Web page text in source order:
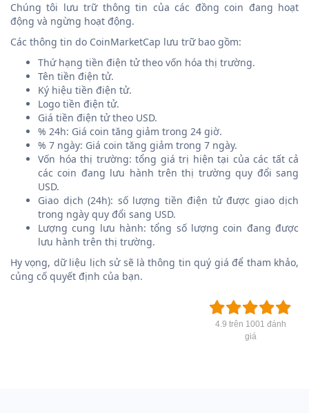
Chúng tôi lưu trữ thông tin của các đồng coin đang hoạt
động và ngừng hoạt động.
Các thông tin do CoinMarketCap lưu trữ bao gồm:
Thứ hạng tiền điện tử theo vốn hóa thị trường.
Tên tiền điện tử.
Ký hiệu tiền điện tử.
Logo tiền điện tử.
Giá tiền điện tử theo USD.
% 24h: Giá coin tăng giảm trong 24 giờ.
% 7 ngày: Giá coin tăng giảm trong 7 ngày.
Vốn hóa thị trường: tổng giá trị hiện tại của các tất cả
các coin đang lưu hành trên thị trường quy đổi sang
USD.
Giao dịch (24h): số lượng tiền điện tử được giao dịch
trong ngày quy đổi sang USD.
Lượng cung lưu hành: tổng số lượng coin đang được
lưu hành trên thị trường.
Hy vọng, dữ liệu lịch sử sẽ là thông tin quý giá để tham khảo,
củng cố quyết định của bạn.
4.9 trên 1001 đánh
giá